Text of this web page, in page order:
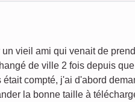
vieil ami qui venait de
de ville 2 fois depuis
compté, j'ai d'abord
la bonne taille à